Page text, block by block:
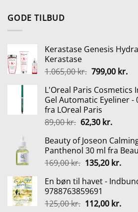
GODE TILBUD
Kerastase Genesis
Kerastase
1.065,00kr. Den
pris
var:
1.065,00 kr..
799,00 kr.Den
er:
L'Oreal Paris Cosmetics
Gel Automatic Eyeliner -
fra LOreal Paris
89,00kr. Den
pris
var:
89,00 kr..
62,30 kr.Den
pris
er:
62,30
Beauty of Joseon
Panthenol 30 ml fra
169,00kr. Den
pris
var:
169,00 kr..
135,20 kr.Den
pris
En bøn til havet -
9788763859691
125,00kr. Den
112,00 kr.Den